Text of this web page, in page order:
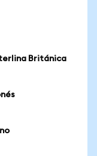
Británica